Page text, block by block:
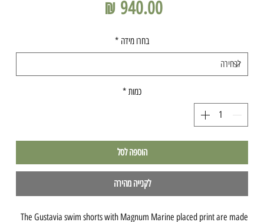
בחרו מידה *
כמות *
הוספה לסל
לקנייה מהירה
The Gustavia swim shorts with Magnum Marine placed print are made